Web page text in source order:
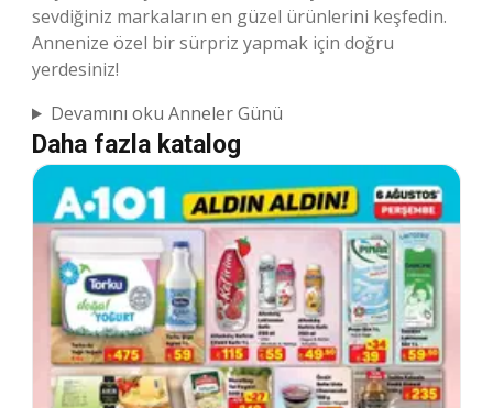
sevdiğiniz markaların en güzel ürünlerini keşfedin.
Annenize özel bir sürpriz yapmak için doğru
yerdesiniz!
Devamını oku Anneler Günü
Daha fazla katalog